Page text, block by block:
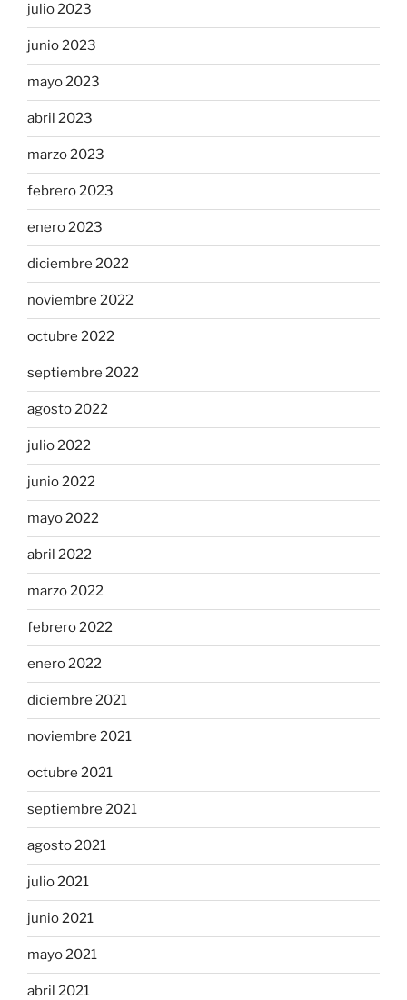
julio 2023
junio 2023
mayo 2023
abril 2023
marzo 2023
febrero 2023
enero 2023
diciembre 2022
noviembre 2022
octubre 2022
septiembre 2022
agosto 2022
julio 2022
junio 2022
mayo 2022
abril 2022
marzo 2022
febrero 2022
enero 2022
diciembre 2021
noviembre 2021
octubre 2021
septiembre 2021
agosto 2021
julio 2021
junio 2021
mayo 2021
abril 2021